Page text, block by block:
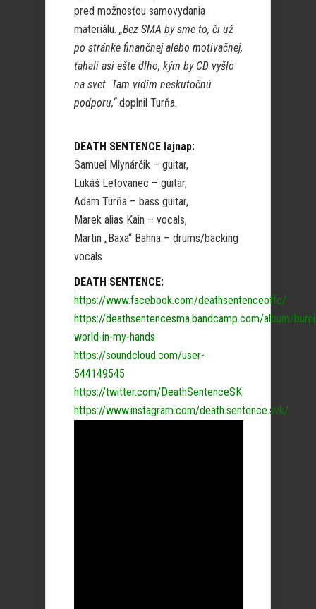
pred možnosťou samovydania
materiálu. „Bez SMA by sme to, či už
po stránke finančnej alebo motivačnej,
ťahali asi ešte dlho, kým by CD vyšlo
na svet. Tam vidím neskutočnú
podporu,“doplnil Turňa.
DEATH SENTENCE lajnap:
Samuel Mlynárčik – guitar,
Lukáš Letovanec – guitar,
Adam Turňa – bass guitar,
Marek alias Kain – vocals,
Martin „Baxa“ Bahna – drums/backing
vocals
DEATH SENTENCE:
https://www.facebook.com/deathsentenceoffc/
https://deathsentencesma.bandcamp.com/album/
world-in-my-hands
https://soundcloud.com/user-
544149545
https://twitter.com/DeathSentenceSK
https://www.instagram.com/death.sentence.svk/